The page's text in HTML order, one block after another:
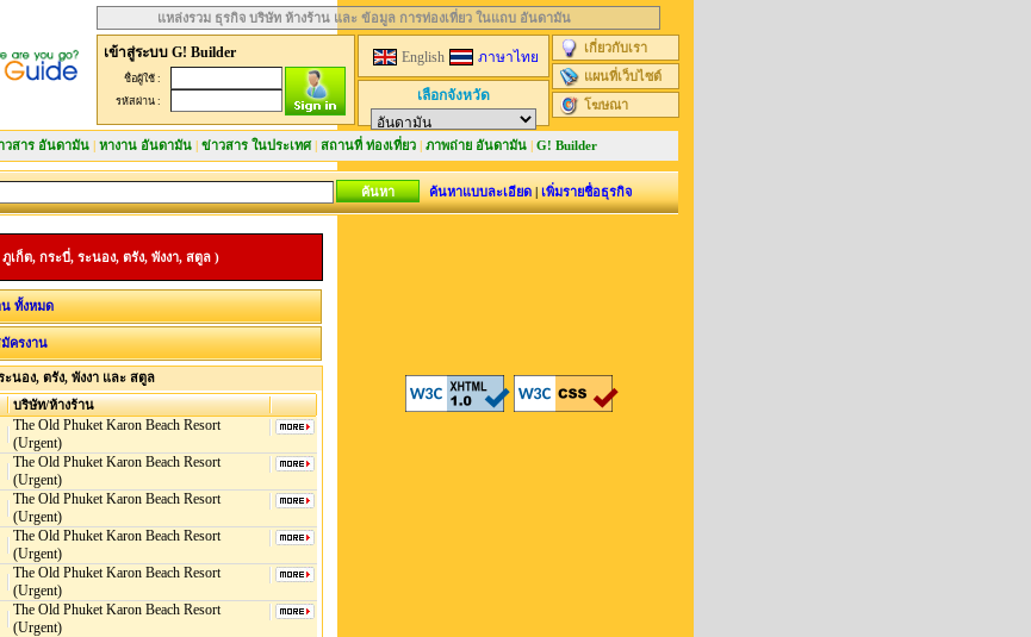
แหล่งรวม ธุรกิจ บริษัท ห้างร้าน และ ข้อมูล การท่องเที่ยว ในแถบ อันดามัน
เข้าสู่ระบบ G! Builder
ชื่อผู้ใช้ :
รหัสผ่าน :
English ภาษาไทย
เลือกจังหวัด
เกี่ยวกับเรา
แผนที่เว็บไซต์
โฆษณา
วสาร อันดามัน | หางาน อันดามัน | ข่าวสาร ในประเทศ| สถานที่ ท่องเที่ยว | ภาพถ่าย อันดามัน | G! Builder
ค้นหาแบบละเอียด|เพิ่มรายชื่อธุรกิจ
ก็ต, กระบี่, ระนอง, ตรัง, พังงา, สตูล )
ทั้งหมด
ครงาน
นอง, ตรัง, พังงา และ สตูล
บริษัท/ห้างร้าน
The Old Phuket Karon Beach Resort
(Urgent)
The Old Phuket Karon Beach Resort
(Urgent)
The Old Phuket Karon Beach Resort
(Urgent)
The Old Phuket Karon Beach Resort
(Urgent)
The Old Phuket Karon Beach Resort
(Urgent)
The Old Phuket Karon Beach Resort
(Urgent)